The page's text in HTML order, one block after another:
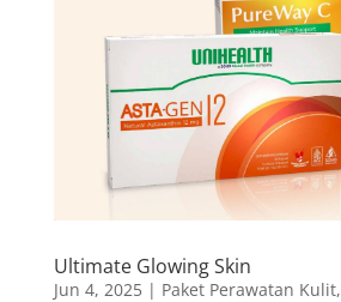
Ultimate Glowing Skin
Jun 4, 2025| Paket Perawatan Kulit,